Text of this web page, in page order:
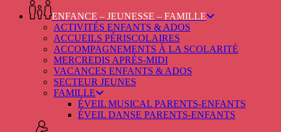
ENFANCE – JEUNESSE – FAMILLE
ACTIVITÉS ENFANTS & ADOS
ACCUEILS PÉRISCOLAIRES
ACCOMPAGNEMENTS À LA SCOLARITÉ
MERCREDIS APRÈS-MIDI
VACANCES ENFANTS & ADOS
SECTEUR JEUNES
FAMILLE
ÉVEIL MUSICAL PARENTS-ENFANTS
ÉVEIL DANSE PARENTS-ENFANTS